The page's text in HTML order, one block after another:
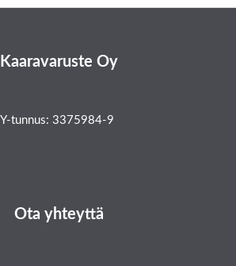
Kaaravaruste Oy
Y-tunnus: 3375984-9
Ota yhteyttä